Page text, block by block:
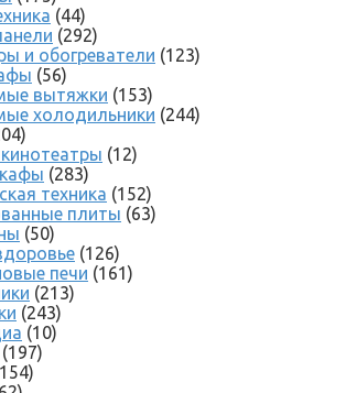
(44)
(292)
и обогреватели (123)
(56)
вытяжки (153)
холодильники (244)
(12)
(283)
техника (152)
плиты (63)
(50)
(126)
печи (161)
(213)
(243)
(10)
(197)